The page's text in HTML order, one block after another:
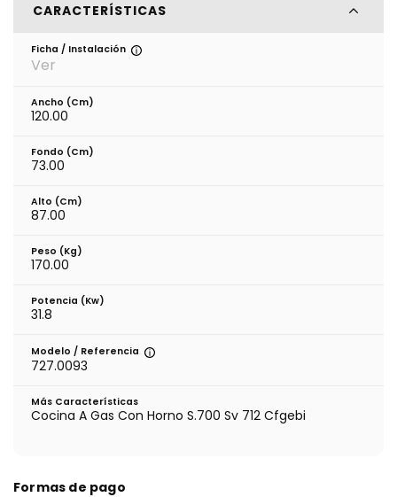
CARACTERÍSTICAS
Ficha / Instalación
Ver
Ancho (cm)
120.00
Fondo (cm)
73.00
Alto (cm)
87.00
Peso (kg)
170.00
Potencia (Kw)
31.8
Modelo / Referencia
727.0093
Más Características
Cocina A Gas Con Horno S.700 Sv 712 Cfgebi
Formas de pago